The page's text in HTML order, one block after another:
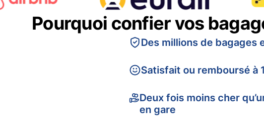
Pourquoi confier vos
Des millions de bagages
Satisfait ou remboursé à
Deux fois moins cher
en gare